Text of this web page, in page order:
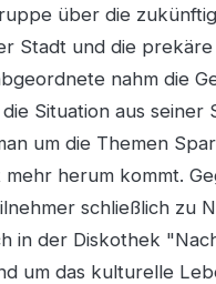
über die
Stadt und die prekäre
nahm die
Situation aus seiner
um die Themen
herum kommt.
schließlich zu
in der Diskothek
um das kulturelle